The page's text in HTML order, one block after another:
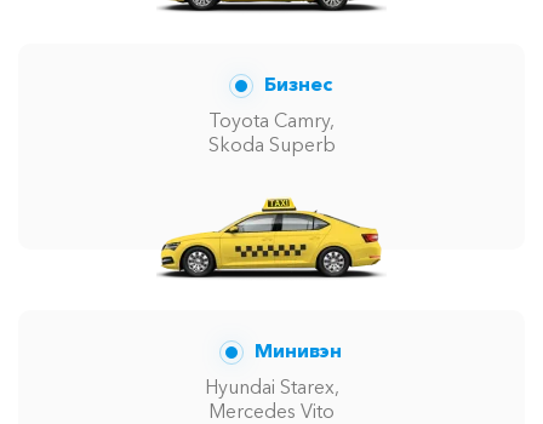
Бизнес
Toyota Camry,
Skoda Superb
Минивэн
Hyundai Starex,
Mercedes Vito